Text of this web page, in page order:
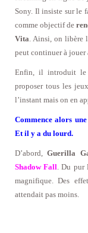
Sony. Il insiste sur le
comme objectif de
Vita. Ainsi, on libère
peut continuer à jouer
Enfin, il introduit
proposer tous les
l’instant mais on en
Commence alors
Et il y a du lourd.
D’abord,Guerilla
Shadow Fall. Du pur
magnifique. Des
attendait pas moins.